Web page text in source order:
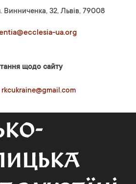
Винниченка, 32, Львів, 79008
ua.org
щодо сайту
rkcukraine@gmail.com